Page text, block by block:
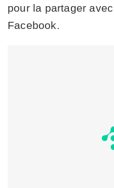
pour la partager
Facebook.